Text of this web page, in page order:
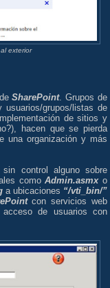
exterior
deSharePoint. Grupos de
grupos/listas de
de sitios y
hacen que se pierda
una organización y más
control alguno sobre
comoAdmin.asmxo
a ubicaciones “/vti_bin/”
con servicios web
de usuarios con